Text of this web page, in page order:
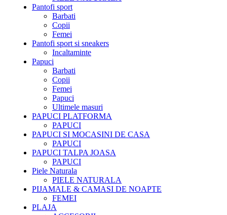
Pantofi sport
Barbati
Copii
Femei
Pantofi sport si sneakers
Incaltaminte
Papuci
Barbati
Copii
Femei
Papuci
Ultimele masuri
PAPUCI PLATFORMA
PAPUCI
PAPUCI SI MOCASINI DE CASA
PAPUCI
PAPUCI TALPA JOASA
PAPUCI
Piele Naturala
PIELE NATURALA
PIJAMALE & CAMASI DE NOAPTE
FEMEI
PLAJA